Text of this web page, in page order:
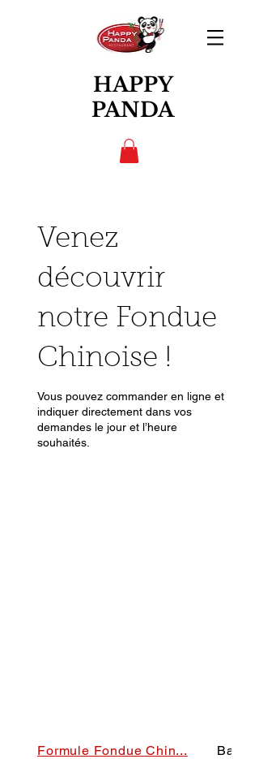
HAPPY
PANDA
Venez
découvrir
notre Fondue
Chinoise !
Vous pouvez commander en ligne et
indiquer directement dans vos
demandes le jour et l’heure
souhaités.
Formule Fondue Chin... Bases